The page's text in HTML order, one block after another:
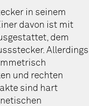
in seinem
davon ist mit
dem
Allerdings
und rechten
sind hart